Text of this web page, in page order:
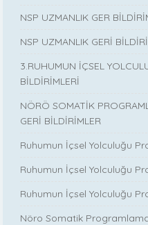
NSP UZMANLIK GER
NSP UZMANLIK GERİ
3.RUHUMUN İÇSEL
BİLDİRİMLERİ
NÖRÖ SOMATİK
GERİ BİLDİRİMLER
Ruhumun İçsel Yolculuğu
Ruhumun İçsel Yolculuğu
Ruhumun İçsel Yolculuğu
Nöro Somatik